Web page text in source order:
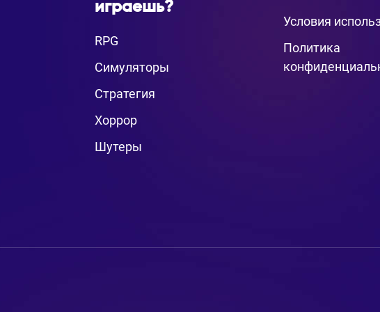
играешь?
RPG
Симуляторы
Стратегия
Хоррор
Шутеры
Условия
Политика